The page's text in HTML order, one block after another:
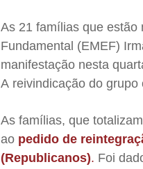
As 21 famílias que estão
Fundamental (EMEF)
manifestação nesta
A reivindicação do
As famílias, que
ao pedido de
(Republicanos). Foi